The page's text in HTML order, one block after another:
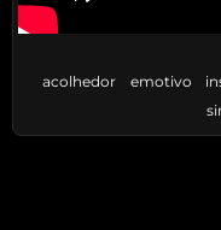
acolhedor emotivo